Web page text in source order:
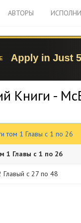
АВТОРЫ
Книги -
том 1 Главы с 1 по 26
1 Главы с 1 по 26
с 27 по 48